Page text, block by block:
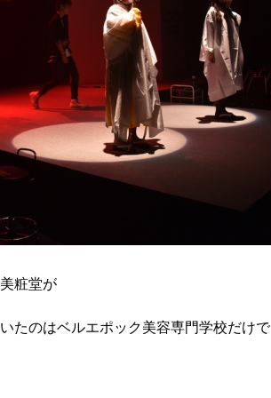
粧堂が
たのはベルエポック美容専門学校だけで